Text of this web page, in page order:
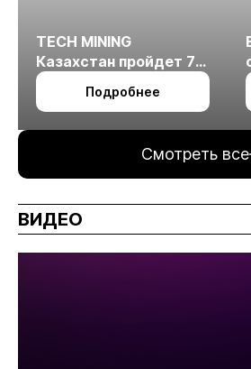
TECH MINING
Казахстан пройдет 7
октября в Алматы
Подробнее
Смотреть все
ВИДЕО